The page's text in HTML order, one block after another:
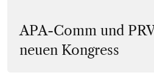
APA-Comm und
neuen Kongress